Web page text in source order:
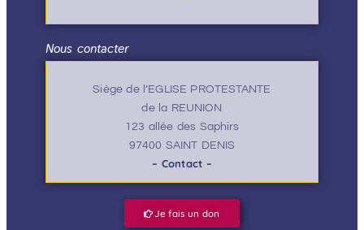
Nous contacter
Siège de l’EGLISE PROTESTANTE
de la REUNION
123 allée des Saphirs
97400 SAINT DENIS
– Contact –
Je fais un don